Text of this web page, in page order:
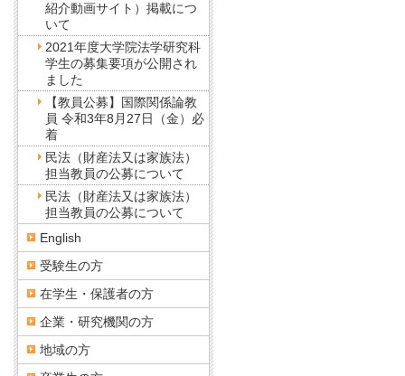
紹介動画サイト）掲載につ
いて
2021年度大学院法学研究科
学生の募集要項が公開され
ました
【教員公募】国際関係論教
員 令和3年8月27日（金）必
着
民法（財産法又は家族法）
担当教員の公募について
民法（財産法又は家族法）
担当教員の公募について
English
受験生の方
在学生・保護者の方
企業・研究機関の方
地域の方